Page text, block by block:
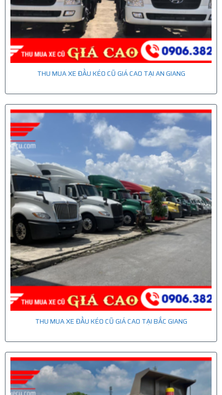
THU MUA XE ĐẦU KÉO CŨ GIÁ CAO TẠI AN GIANG
THU MUA XE ĐẦU KÉO CŨ GIÁ CAO TẠI BẮC GIANG